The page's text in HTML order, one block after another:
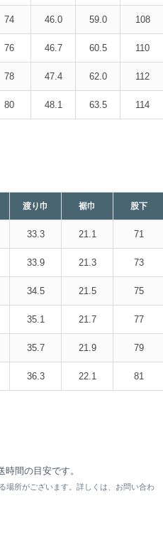
74 46.0 59.0 108
76 46.7 60.5 110
78 47.4 62.0 112
80 48.1 63.5 114
渡り巾 裾巾 股下
33.3 21.1 71
33.9 21.3 73
34.5 21.5 75
35.1 21.7 77
35.7 21.9 79
36.3 22.1 81
間の目安です。
場所がございます。詳しくは、お問い合わ